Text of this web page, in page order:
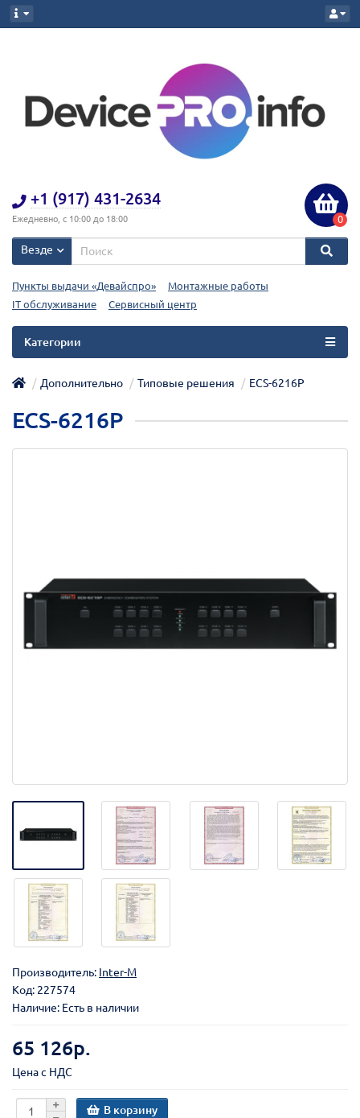
+1 (917) 431-2634
Ежедневно, с 10:00 до 18:00 0
Везде
Пункты выдачи «Девайспро»
Монтажные работы
IT обслуживание
Сервисный центр
Категории
Дополнительно Типовые решения ECS-6216P
ECS-6216P
Производитель: Inter-M
Код: 227574
Наличие: Есть в наличии
65 126р.
Цена с НДС
В корзину